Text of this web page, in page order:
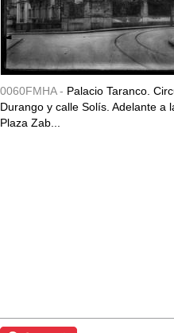
0060FMHA - Palacio Taranco.
Durango y calle Solís. Adelante a
Plaza Zab...